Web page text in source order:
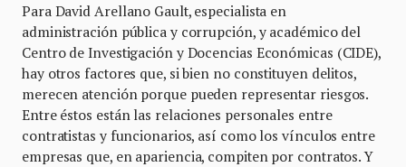
Para David Arellano Gault, especialista en
administración pública y corrupción, y académico del
Centro de Investigación y Docencias Económicas (CIDE),
hay otros factores que, si bien no constituyen delitos,
merecen atención porque pueden representar riesgos.
Entre éstos están las relaciones personales entre
contratistas y funcionarios, así como los vínculos entre
empresas que, en apariencia, compiten por contratos. Y